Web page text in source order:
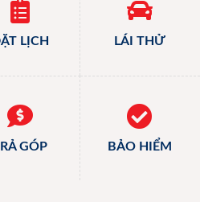
LỊCH LÁI THỬ
GÓP BẢO HIỂM